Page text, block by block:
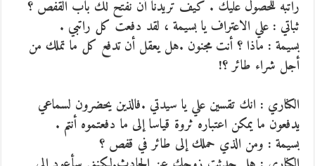
راتبه للحصول عليك . كيف تريدنا أن نفتح لك باب القفص ؟
ثباتي : علي الاعتراف يا بسيمة ، لقد دفعت كل راتبي .
بسيمة : ماذا ؟ أنت مجنون .هل يعقل أن تدفع كل ما تملك من
أجل شراء طائر ؟!
الكناري : انك تقسين علي يا سيدتي .فالذين يحضرون لسماعي
يدفعون ما يمكن اعتباره ثروة قياسا إلى ما دفعتموه أنتم .
بسيمة : ومن الذي حملك إلى طائر في قفص ؟